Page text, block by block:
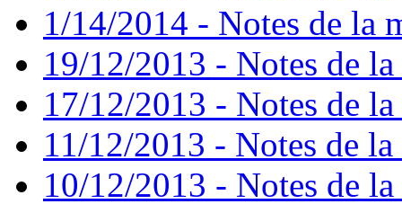
1/14/2014 - Notes de la
19/12/2013 - Notes de
17/12/2013 - Notes de
11/12/2013 - Notes de
10/12/2013 - Notes de